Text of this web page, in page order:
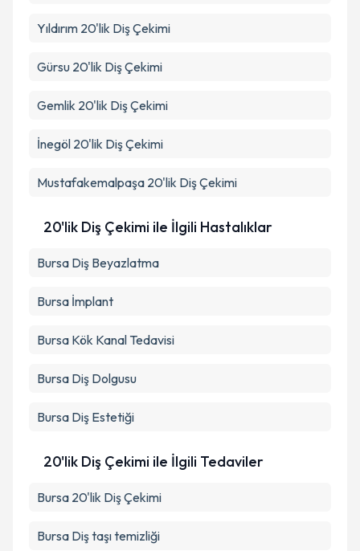
Yıldırım 20'lik Diş Çekimi
Gürsu 20'lik Diş Çekimi
Gemlik 20'lik Diş Çekimi
İnegöl 20'lik Diş Çekimi
Mustafakemalpaşa 20'lik Diş Çekimi
20'lik Diş Çekimi ile İlgili Hastalıklar
Bursa Diş Beyazlatma
Bursa İmplant
Bursa Kök Kanal Tedavisi
Bursa Diş Dolgusu
Bursa Diş Estetiği
20'lik Diş Çekimi ile İlgili Tedaviler
Bursa 20'lik Diş Çekimi
Bursa Diş taşı temizliği